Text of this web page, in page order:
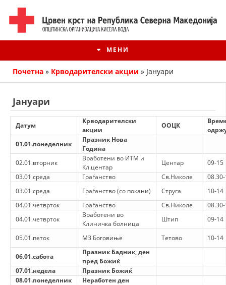
МЕНИ
ИСТОРИЈАТ НА ЦКРМ
ИСТОРИЈАТ НА ДВИЖЕЊЕТО
СТРУКТУРА НА ОРГАНИЗАЦИЈАТА
КОНТАКТ ИНФОРМАЦИИ
ЧЛЕНСТВО ВО ПРОФЕСИОНАЛНИ ТЕЛА
Почетна » Крводарителски акции » Јануари
Јануари
Датум
Крводарителски
акции
ООЦК
01.01.понеделник
Празник Нова
Година
02.01.вторник
Вработени во ИТМ и
Кл.центар
Центар
09-15
03.01.среда
Граѓанство Св.Николе
03.01.среда
Граѓанство (со покани) Струга
10-14
04.01.четврток
Граѓанство Св.Николе
04.01.четврток
Вработени во
Клиничка болница
Штип 09-14
05.01.петок МЗ Боговиње Тетово 10-14
06.01.сабота
Празник Бадник, ден
пред Божиќ
07.01.недела
Празник Божиќ
08.01.понеделник
Неработен ден